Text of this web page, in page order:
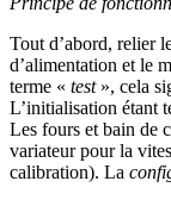
Tout d’abord, relier
d’alimentation et le
terme « test», cela
L’initialisation étant
Les fours et bain de
variateur pour la
calibration). La